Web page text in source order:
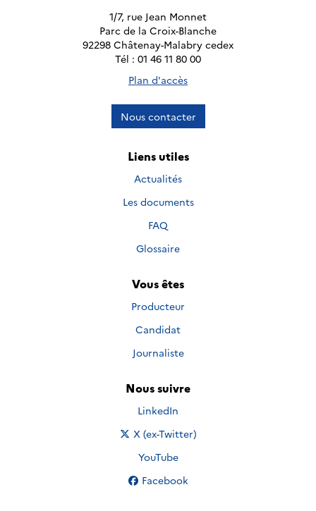
1/7, rue Jean Monnet
Parc de la Croix-Blanche
92298 Châtenay-Malabry cedex
Tél : 01 46 11 80 00
Plan d'accès
Nous contacter
Liens utiles
Actualités
Les documents
FAQ
Glossaire
Vous êtes
Producteur
Candidat
Journaliste
Nous suivre
Nous suivre sur
LinkedIn
Nous suivre sur
X (ex-Twitter)
Nous suivre sur
YouTube
Nous suivre sur
Facebook